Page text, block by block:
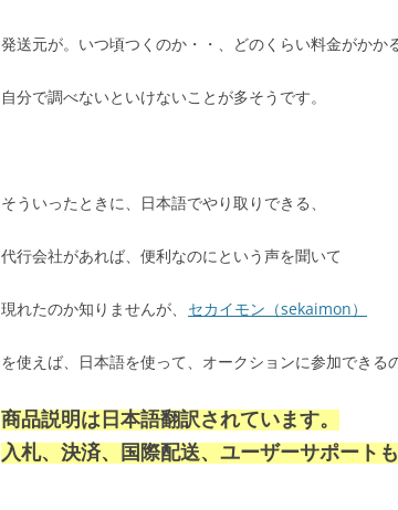
発送元が。いつ頃つくのか・・、どのくらい料金がかか
自分で調べないといけないことが多そうです。
そういったときに、日本語でやり取りできる、
代行会社があれば、便利なのにという声を聞いて
現れたのか知りませんが、 セカイモン（sekaimon）
を使えば、日本語を使って、オークションに参加できる
商品説明は日本語翻訳されています。
入札、決済、国際配送、ユーザーサポート